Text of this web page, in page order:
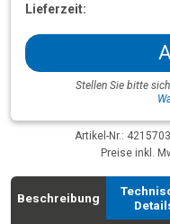
Lieferzeit:
Stellen Sie bitte
Artikel-Nr.:
Preise inkl.
Beschreibung